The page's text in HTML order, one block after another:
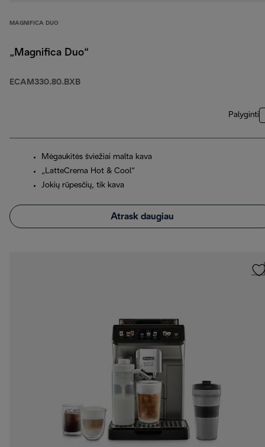
MAGNIFICA DUO
„Magnifica Duo“
ECAM330.80.BXB
Palyginti
Mėgaukitės šviežiai malta kava
„LatteCrema Hot & Cool“
Jokių rūpesčių, tik kava
Atrask daugiau